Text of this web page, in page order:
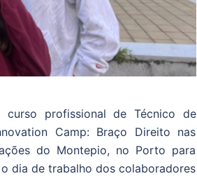
profissional de Técnico de
Camp: Braço Direito nas
do Montepio, no Porto para
dia de trabalho dos colaboradores